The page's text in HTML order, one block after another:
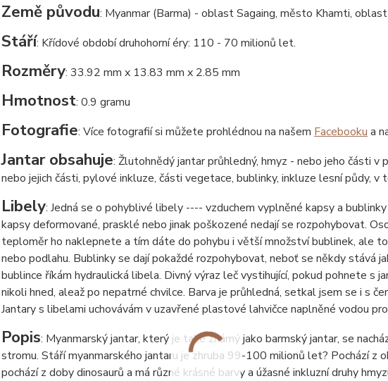
Země původu: Myanmar (Barma) - oblast Sagaing, město Khamti,
Stáří: Křídové období druhohorní éry: 110 - 70 milionů let.
Rozměry: 33.92 mm x 13.83 mm x 2.85 mm
Hmotnost: 0.9 gramu
Fotografie: Více fotografií si můžete prohlédnou na našem Facebooku a
Jantar obsahuje: Žlutohnědý jantar průhledný, hmyz - nebo jeho části
nebo jejich části, pylové inkluze, části vegetace, bublinky, inkluze lesní půdy,
Libely: Jedná se o pohyblivé libely ---- vzduchem vyplněné kapsy a
kapsy deformované, prasklé nebo jinak poškozené nedají se rozpohybovat.
teploměr ho naklepnete a tím dáte do pohybu i větší množství bublinek, ale
nebo podlahu. Bublinky se dají pokaždé rozpohybovat, neboť se někdy stává
bublince říkám hydraulická libela. Divný výraz leč vystihující, pokud pohnete s
nikoli hned, aleaž po nepatrné chvilce. Barva je průhledná, setkal jsem se i s
Jantary s libelami uchovávám v uzavřené plastové lahvičce naplněné vodou
Popis: Myanmarský jantar, který je také známý jako barmský jantar, se
stromu. Stáří myanmarského jantaru je zhruba 99-100 milionů let? Pochází z
pochází z doby dinosaurů a má různé krásné barvy a úžasné inkluzní druhy